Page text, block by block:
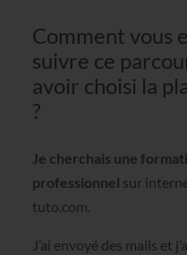
Comment vous
suivre ce
avoir choisi la
?
Je cherchais une
professionnel sur
tuto.com.
J’ai envoyé des mails et